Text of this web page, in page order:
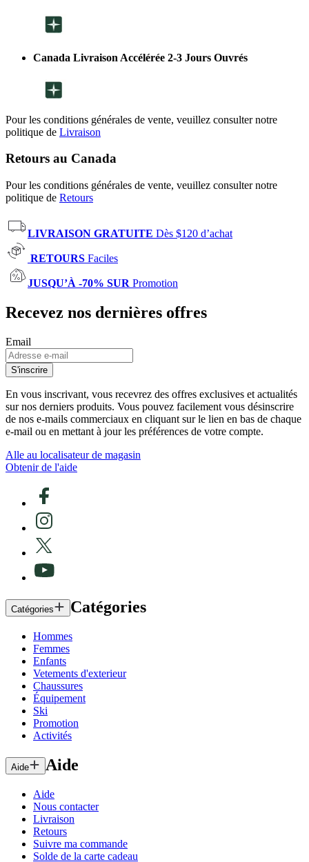
Canada Livraison Accélérée 2-3 Jours Ouvrés
Pour les conditions générales de vente, veuillez consulter notre
politique de Livraison
Retours au Canada
Pour les conditions générales de vente, veuillez consulter notre
politique de Retours
LIVRAISON GRATUITE Dès $120 d’achat
RETOURS Faciles
JUSQU’À -70% SUR Promotion
Recevez nos dernières offres
Email
S'inscrire
En vous inscrivant, vous recevrez des offres exclusives et actualités
sur nos derniers produits. Vous pouvez facilement vous désinscrire
de nos e-mails commerciaux en cliquant sur le lien en bas de chaque
e-mail ou en mettant à jour les préférences de votre compte.
Alle au localisateur de magasin
Obtenir de l'aide
Catégories Catégories
Hommes
Femmes
Enfants
Vetements d'exterieur
Chaussures
Équipement
Ski
Promotion
Activités
Aide Aide
Aide
Nous contacter
Livraison
Retours
Suivre ma commande
Solde de la carte cadeau